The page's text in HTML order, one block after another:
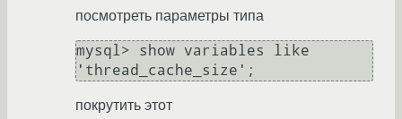
посмотреть параметры типа
mysql> show variables like
покрутить этот